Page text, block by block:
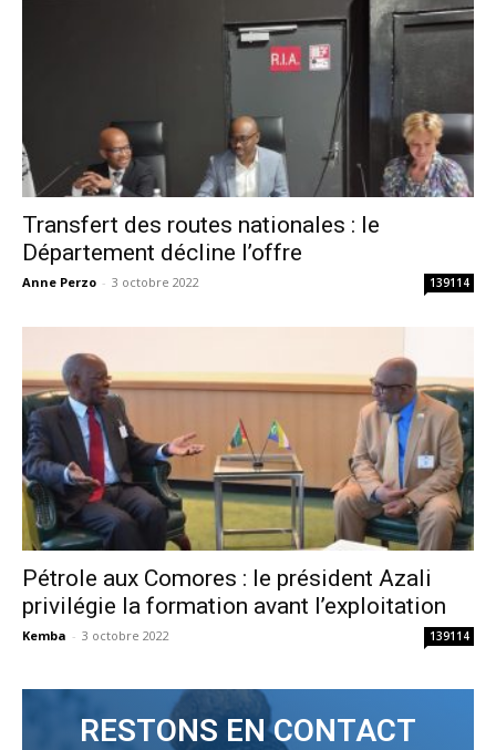
Transfert des routes nationales : le
Département décline l’offre
Anne Perzo - 3 octobre 2022 139114
Pétrole aux Comores : le président Azali
privilégie la formation avant l’exploitation
Kemba - 3 octobre 2022 139114
RESTONS EN CONTACT